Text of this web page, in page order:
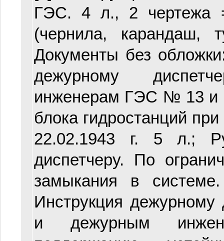
ГЭС. 4 л., 2 чертежа
(чернила, карандаш,
Документы без
дежурному
инженерам ГЭС № 13 и
блока гидростанций
22.02.1943 г. 5 л.;
диспетчеру. По
замыкания в
Инструкция дежурному
и дежурным